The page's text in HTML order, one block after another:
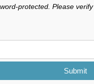
protected. Please
Submit